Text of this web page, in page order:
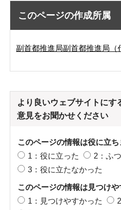
このページの作成所属
副首都推進局副首都推進局（
より良いウェブサイトにす
意見をお聞かせください
このページの情報は役に立ち
1：役に立った
2：ふ
3：役に立たなかった
このページの情報は見つけ
1：見つけやすかった